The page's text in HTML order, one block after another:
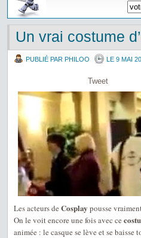
Un vrai costume
PUBLIÉ PAR PHILOO LE 9 MAI
Tweet
Les acteurs de Cosplay pousse
On le voit encore une fois avec ce
animée : le casque se lève et se baisse